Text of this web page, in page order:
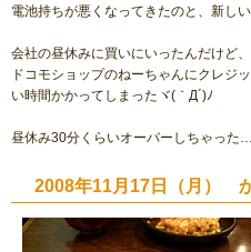
電池持ちが悪くなってきたのと、新し
会社の昼休みに買いにいったんだけど、
ドコモショップのねーちゃんにクレジ
い時間かかってしまったヾ(｀Д´)ﾉ
昼休み30分くらいオーバーしちゃった
2008年11月17日（月）